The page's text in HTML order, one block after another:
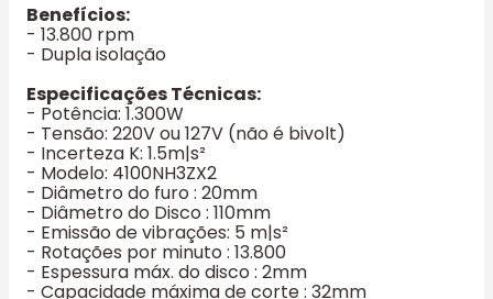
Benefícios:
- 13.800 rpm
- Dupla isolação
Especificações Técnicas:
- Potência: 1.300W
- Tensão: 220V ou 127V (não é bivolt)
- Incerteza K: 1.5m|s²
- Modelo: 4100NH3ZX2
- Diâmetro do furo : 20mm
- Diâmetro do Disco : 110mm
- Emissão de vibrações: 5 m|s²
- Rotações por minuto : 13.800
- Espessura máx. do disco : 2mm
- Capacidade máxima de corte : 32mm